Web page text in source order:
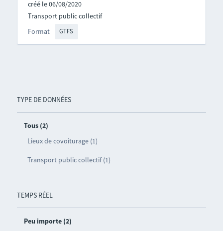
TYPE DE DONNÉES
Tous (2)
Lieux de covoiturage (1)
Transport public collectif (1)
TEMPS RÉEL
Peu importe (2)
créé le 06/08/2020
Format GTFS
Transport public collectif